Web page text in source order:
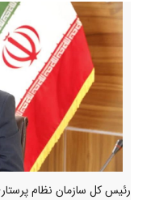
رئیس کل سازمان نظام